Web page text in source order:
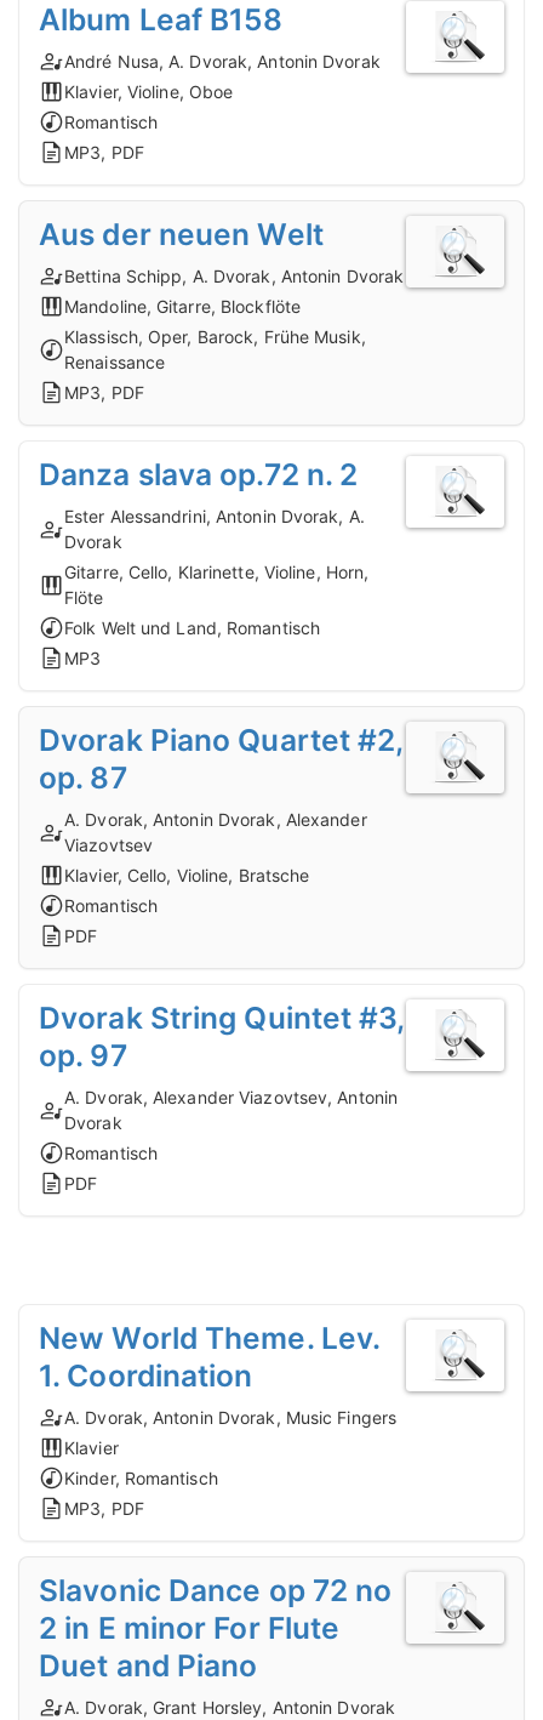
Album Leaf B158
André Nusa, A. Dvorak, Antonin Dvorak
Klavier, Violine, Oboe
Romantisch
MP3, PDF
Aus der neuen Welt
Bettina Schipp, A. Dvorak, Antonin Dvorak
Mandoline, Gitarre, Blockflöte
Klassisch, Oper, Barock, Frühe Musik,
Renaissance
MP3, PDF
Danza slava op.72 n. 2
Ester Alessandrini, Antonin Dvorak, A.
Dvorak
Gitarre, Cello, Klarinette, Violine, Horn,
Flöte
Folk Welt und Land, Romantisch
MP3
Dvorak Piano Quartet #2,
op. 87
A. Dvorak, Antonin Dvorak, Alexander
Viazovtsev
Klavier, Cello, Violine, Bratsche
Romantisch
PDF
Dvorak String Quintet #3,
op. 97
A. Dvorak, Alexander Viazovtsev, Antonin
Dvorak
Romantisch
PDF
New World Theme. Lev.
1. Coordination
A. Dvorak, Antonin Dvorak, Music Fingers
Klavier
Kinder, Romantisch
MP3, PDF
Slavonic Dance op 72 no
2 in E minor For Flute
Duet and Piano
A. Dvorak, Grant Horsley, Antonin Dvorak